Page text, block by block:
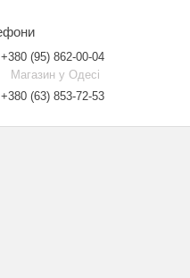
+380 (95) 862-00-04
Магазин у Одесі
+380 (63) 853-72-53